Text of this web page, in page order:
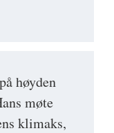
høyden
møte
klimaks,